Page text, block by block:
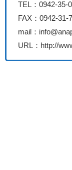
TEL： 0942-35-
FAX： 0942-31-
mail：
URL：http://